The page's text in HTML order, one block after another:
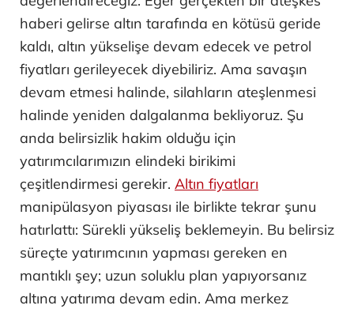
haberi gelirse altın tarafında en kötüsü geride
kaldı, altın yükselişe devam edecek ve petrol
fiyatları gerileyecek diyebiliriz. Ama savaşın
devam etmesi halinde, silahların ateşlenmesi
halinde yeniden dalgalanma bekliyoruz. Şu
anda belirsizlik hakim olduğu için
yatırımcılarımızın elindeki birikimi
çeşitlendirmesi gerekir. Altın fiyatları
manipülasyon piyasası ile birlikte tekrar şunu
hatırlattı: Sürekli yükseliş beklemeyin. Bu belirsiz
süreçte yatırımcının yapması gereken en
mantıklı şey; uzun soluklu plan yapıyorsanız
altına yatırıma devam edin. Ama merkez